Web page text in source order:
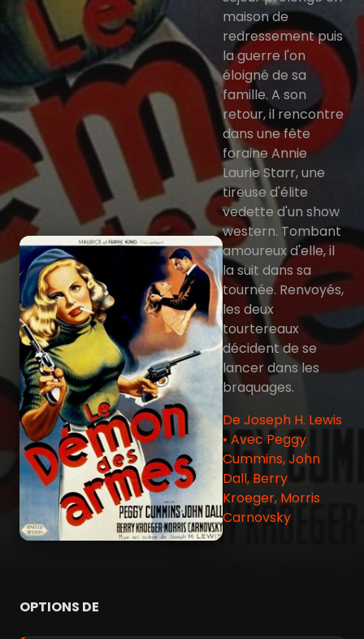
maison de
redressement puis
la guerre l'on
éloigné de sa
famille. A son
retour, il rencontre
dans une fête
foraine Annie
Laurie Starr, une
tireuse d'élite
vedette d'un show
western. Tombant
amoureux d'elle, il
la suit dans sa
tournée. Renvoyés,
les deux
tourtereaux
décident de se
lancer dans les
braquages.
De Joseph H. Lewis
• Avec Peggy
Cummins, John
Dall, Berry
Kroeger, Morris
Carnovsky
OPTIONS DE